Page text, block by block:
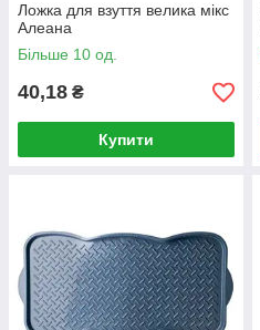
Ложка для взуття велика мікс
Алеана
Більше 10 од.
40,18 ₴
Купити